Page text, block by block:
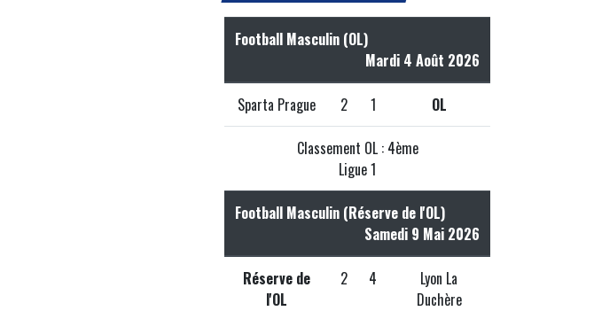
Football Masculin (OL)
Mardi 4 Août 2026
Sparta Prague 2 1 OL
Classement OL : 4ème
Ligue 1
Football Masculin (Réserve de l'OL)
Samedi 9 Mai 2026
Réserve de
l'OL
2 4
Lyon La
Duchère